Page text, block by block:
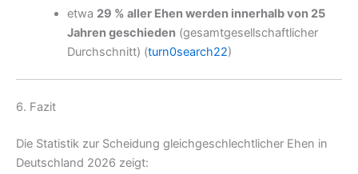
etwa 29 % aller Ehen werden innerhalb von 25
Jahren geschieden(gesamtgesellschaftlicher
Durchschnitt) (turn0search22)
6. Fazit
Die Statistik zur Scheidung gleichgeschlechtlicher Ehen in
Deutschland 2026 zeigt: